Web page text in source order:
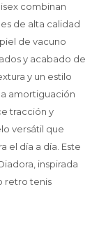
combinan
de alta calidad
de vacuno
y acabado de
y un estilo
amortiguación
tracción y
versátil que
el día a día. Este
inspirada
retro tenis